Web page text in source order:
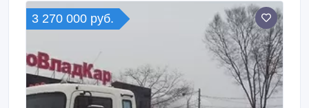
утилизационным сбором.
3 270 000 руб.